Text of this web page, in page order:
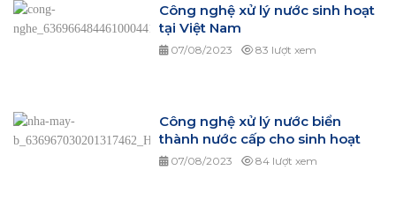
Công nghệ xử lý nước sinh hoạt
tại Việt Nam
07/08/2023 83 lượt xem
Công nghệ xử lý nước biển
thành nước cấp cho sinh hoạt
07/08/2023 84 lượt xem